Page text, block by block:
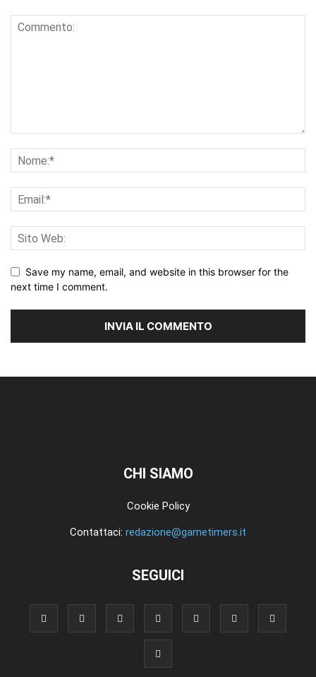
Save my name, email, and website in this browser for the
next time I comment.
CHI SIAMO
Cookie Policy
Contattaci: redazione@gametimers.it
SEGUICI